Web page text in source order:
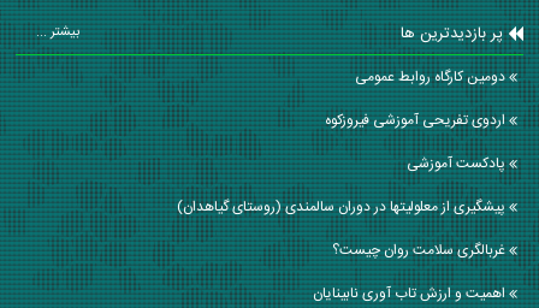
پر بازدیدترین ها بیشتر ...
دومین کارگاه روابط عمومی
اردوی تفریحی آموزشی فیروزکوه
پادکست آموزشی
پیشگیری از معلولیتها در دوران سالمندی (روستای گیاهدان)
غربالگری سلامت روان چیست؟
اهمیت و ارزش تاب آوری نابینایان